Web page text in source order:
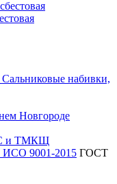
набивки,
Новгороде
и ТМКЩ
ГОСТ